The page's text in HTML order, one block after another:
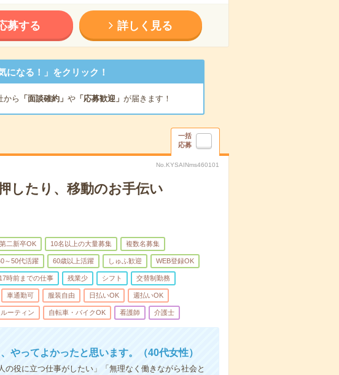
募する 詳しく見る
なる！」をクリック！
から 「面談確約」 や「応募歓迎」 が届きます！
一括
応募
No.KYSAINms460101
したり、移動のお手伝い
二新卒OK 10名以上の大量募集 複数名募集
～50代活躍 60歳以上活躍 しゅふ歓迎 WEB登録OK
17時前までの仕事 残業少 シフト 交替制勤務
車通勤可 服装自由 日払いOK 週払いOK
ルーティン 自転車・バイクOK 看護師 介護士
やってよかったと思います。（40代女性）
の役に立つ仕事がしたい」「無理なく働きながら社会と